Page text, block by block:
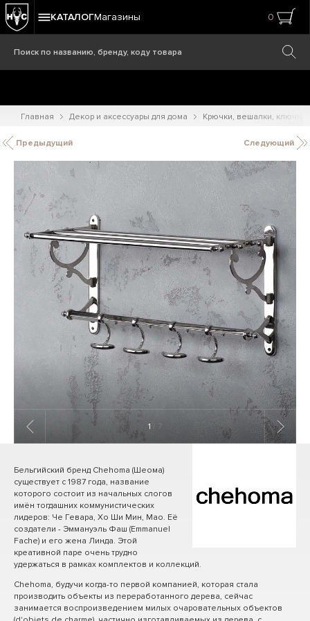
КАТАЛОГМагазины 0
Главная Декор и аксессуары для дома Крючки, вешалки,
Предыдущий Следующий
1 / 7
Бельгийский бренд Chehoma (Шеома)
существует с 1987 года, название
которого состоит из начальных слогов
имён тогдашних коммунистических
лидеров: Че Гевара, Хо Ши Мин, Мао. Её
создатели - Эммануэль Фаш (Emmanuel
Fache) и его жена Линда. Этой
креативной паре очень трудно
удержаться в рамках комплектов и коллекций.
Chehoma, будучи когда-то первой компанией, которая стала
производить объекты из переработанного дерева, сейчас
занимается воспроизведением милых очаровательных объектов